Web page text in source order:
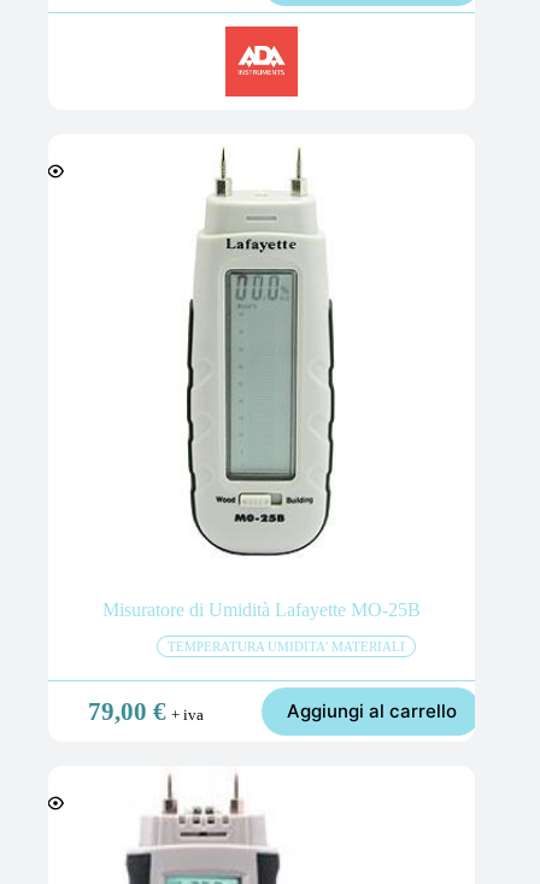
Misuratore di Umidità Lafayette MO-25B
TEMPERATURA UMIDITA' MATERIALI
79,00€ + iva Aggiungi al carrello